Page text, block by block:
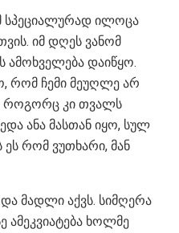
სპეციალურად ილოცა
იმ დღეს ვანომ
ამოხველება დაიწყო.
რომ ჩემი მეუღლე არ
როგორც კი თვალს
ანა მასთან იყო, სულ
რომ ვუთხარი, მან
მადლი აქვს. სიმღერა
ამეკვიატება ხოლმე